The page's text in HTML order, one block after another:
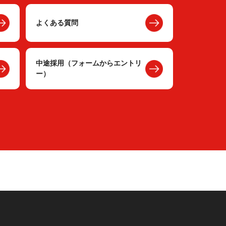
よくある質問
中途採用（フォームからエントリ
ー）